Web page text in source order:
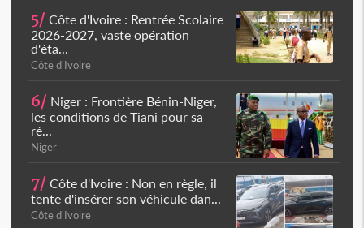
5/ Côte d'Ivoire : Rentrée Scolaire
2026-2027, vaste opération
d'éta...
Côte d'Ivoire
6/ Niger : Frontière Bénin-Niger,
les conditions de Tiani pour sa
ré...
Niger
7/ Côte d'Ivoire : Non en règle, il
tente d'insérer son véhicule dan...
Côte d'Ivoire